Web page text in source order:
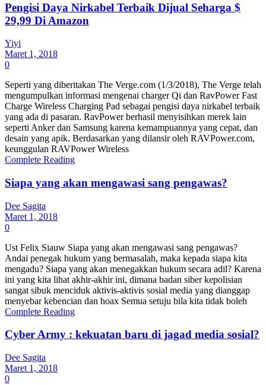
Pengisi Daya Nirkabel Terbaik Dijual Seharga $
29,99 Di Amazon
Yiyi
Maret 1, 2018
0
Seperti yang diberitakan The Verge.com (1/3/2018), The Verge telah
mengumpulkan informasi mengenai charger Qi dan RavPower Fast
Charge Wireless Charging Pad sebagai pengisi daya nirkabel terbaik
yang ada di pasaran. RavPower berhasil menyisihkan merek lain
seperti Anker dan Samsung karena kemampuannya yang cepat, dan
desain yang apik. Berdasarkan yang dilansir oleh RAVPower.com,
keunggulan RAVPower Wireless
Complete Reading
Siapa yang akan mengawasi sang pengawas?
Dee Sagita
Maret 1, 2018
0
Ust Felix Siauw Siapa yang akan mengawasi sang pengawas?
Andai penegak hukum yang bermasalah, maka kepada siapa kita
mengadu? Siapa yang akan menegakkan hukum secara adil? Karena
ini yang kita lihat akhir-akhir ini, dimana badan siber kepolisian
sangat sibuk menciduk aktivis-aktivis sosial media yang dianggap
menyebar kebencian dan hoax Semua setuju bila kita tidak boleh
Complete Reading
Cyber Army : kekuatan baru di jagad media sosial?
Dee Sagita
Maret 1, 2018
0